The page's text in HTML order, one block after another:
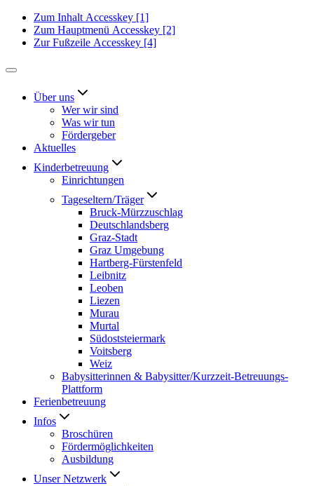
Zum Inhalt Accesskey [1]
Zum Hauptmenü Accesskey [2]
Zur Fußzeile Accesskey [4]
Über uns
Wer wir sind
Was wir tun
Fördergeber
Aktuelles
Kinderbetreuung
Einrichtungen
Tageseltern/Träger
Bruck-Mürzzuschlag
Deutschlandsberg
Graz-Stadt
Graz Umgebung
Hartberg-Fürstenfeld
Leibnitz
Leoben
Liezen
Murau
Murtal
Südoststeiermark
Voitsberg
Weiz
Babysitterinnen & Babysitter/Kurzzeit-Betreuungs-
Plattform
Ferienbetreuung
Infos
Broschüren
Fördermöglichkeiten
Ausbildung
Unser Netzwerk